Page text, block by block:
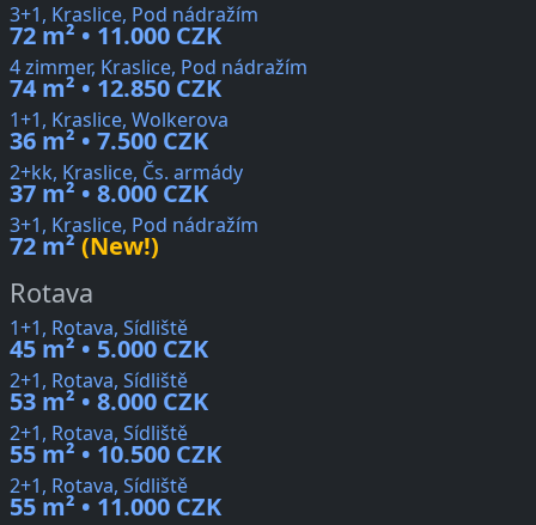
3+1, Kraslice, Pod nádražím
72 m² • 11.000 CZK
4 zimmer, Kraslice, Pod nádražím
74 m² • 12.850 CZK
1+1, Kraslice, Wolkerova
36 m² • 7.500 CZK
2+kk, Kraslice, Čs. armády
37 m² • 8.000 CZK
3+1, Kraslice, Pod nádražím
72 m² (New!)
Rotava
1+1, Rotava, Sídliště
45 m² • 5.000 CZK
2+1, Rotava, Sídliště
53 m² • 8.000 CZK
2+1, Rotava, Sídliště
55 m² • 10.500 CZK
2+1, Rotava, Sídliště
55 m² • 11.000 CZK